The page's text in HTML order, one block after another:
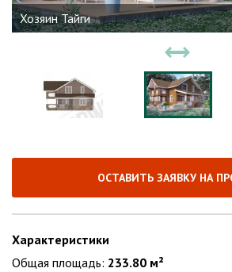
Хозяин Тайги
ОСТАВИТЬ ЗАЯВКУ НА
Характеристики
Общая площадь: 233.80 м²